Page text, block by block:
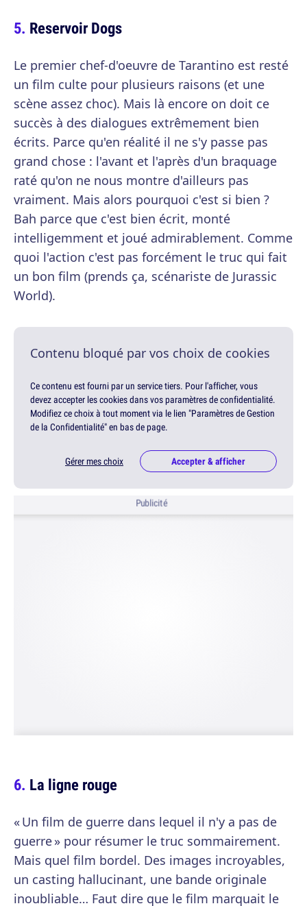
Reservoir Dogs
Le premier chef-d'oeuvre de Tarantino est resté
un film culte pour plusieurs raisons (et une
scène assez choc). Mais là encore on doit ce
succès à des dialogues extrêmement bien
écrits. Parce qu'en réalité il ne s'y passe pas
grand chose : l'avant et l'après d'un braquage
raté qu'on ne nous montre d'ailleurs pas
vraiment. Mais alors pourquoi c'est si bien ?
Bah parce que c'est bien écrit, monté
intelligemment et joué admirablement. Comme
quoi l'action c'est pas forcément le truc qui fait
un bon film (prends ça, scénariste de Jurassic
World).
Contenu bloqué par vos choix de cookies
Ce contenu est fourni par un service tiers. Pour l'afficher, vous
devez accepter les cookies dans vos paramètres de confidentialité.
Modifiez ce choix à tout moment via le lien "Paramètres de Gestion
de la Confidentialité" en bas de page.
Gérer mes choix Accepter & afficher
Publicité
La ligne rouge
« Un film de guerre dans lequel il n'y a pas de
guerre » pour résumer le truc sommairement.
Mais quel film bordel. Des images incroyables,
un casting hallucinant, une bande originale
inoubliable… Faut dire que le film marquait le